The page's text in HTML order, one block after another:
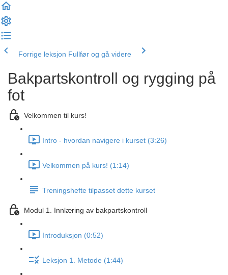
Forrige leksjon Fullfør og gå videre
Bakpartskontroll og rygging på
fot
Velkommen til kurs!
Intro - hvordan navigere i kurset (3:26)
Velkommen på kurs! (1:14)
Treningshefte tilpasset dette kurset
Modul 1. Innlæring av bakpartskontroll
Introduksjon (0:52)
Leksjon 1. Metode (1:44)